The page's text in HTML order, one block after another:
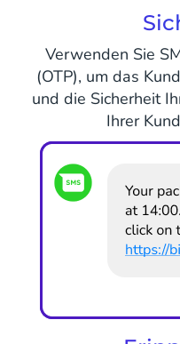
Verwenden Sie
(OTP), um das
und die Sicherheit
Ihrer